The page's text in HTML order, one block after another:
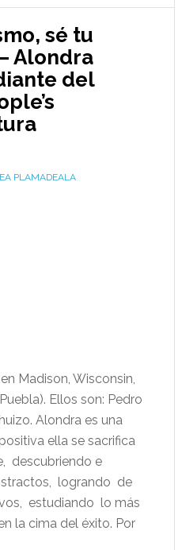
sé tu
Alondra
del
PLAMADEALA
Madison, Wisconsin,
Ellos son: Pedro
Alondra es una
ella se sacrifica
descubriendo e
logrando de
estudiando lo más
la cima del éxito. Por